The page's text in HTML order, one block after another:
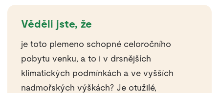
Věděli jste, že
je toto plemeno schopné celoročního
pobytu venku, a to i v drsnějších
klimatických podmínkách a ve vyšších
nadmořských výškách? Je otužilé,